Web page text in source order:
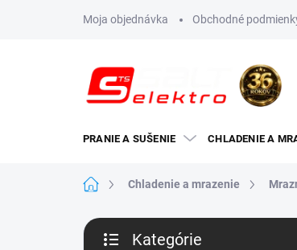
Moja objednávka Obchodné
PRANIE A SUŠENIE CHLADENIE A
DomovChladenie a mrazenie
B
Kategórie